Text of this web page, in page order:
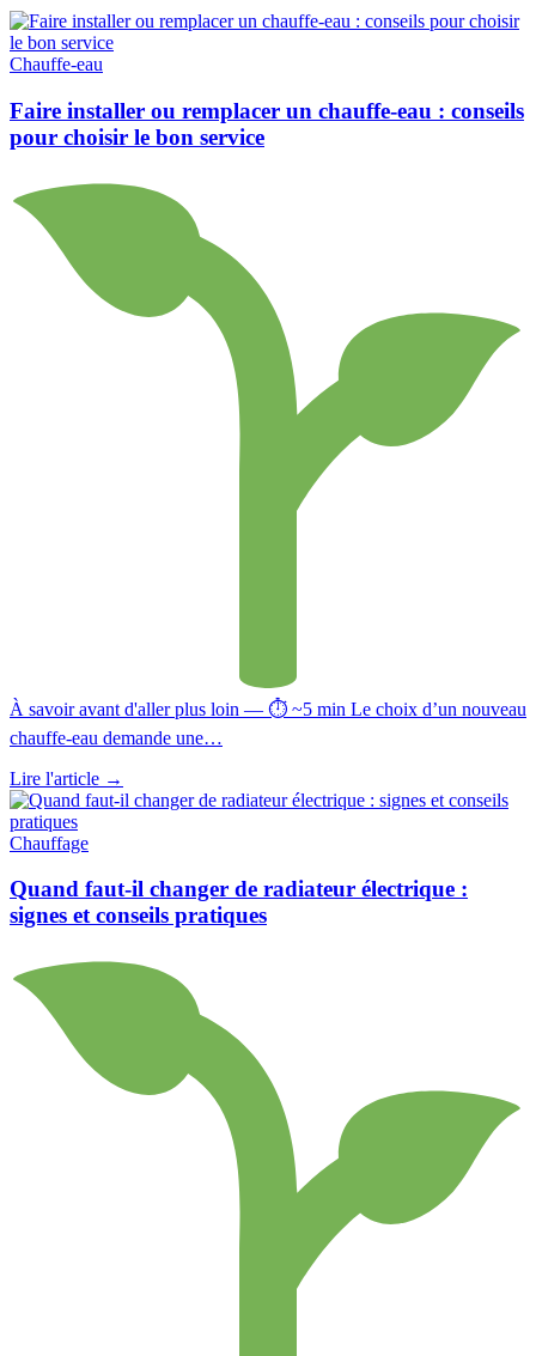
Chauffe-eau
Faire installer ou remplacer un chauffe-eau : conseils
pour choisir le bon service
À savoir avant d'aller plus loin — ⏱ ~5 min Le choix d’un nouveau
chauffe-eau demande une…
Lire l'article →
Chauffage
Quand faut-il changer de radiateur électrique :
signes et conseils pratiques